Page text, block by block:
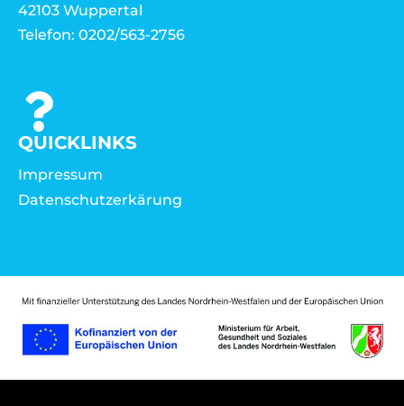
42103 Wuppertal
Telefon: 0202/563-2756
QUICKLINKS
Impressum
Datenschutzerkärung